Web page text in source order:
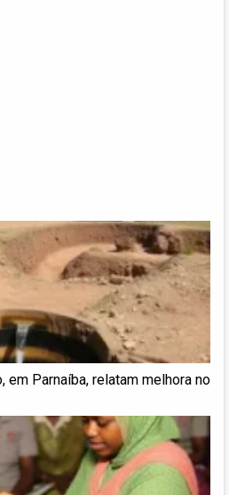
em Parnaíba, relatam melhora no